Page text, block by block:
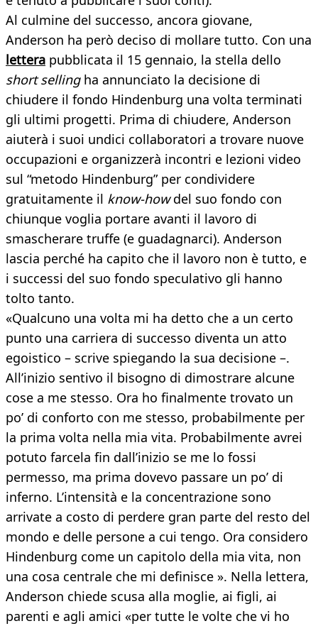
Al culmine del successo, ancora giovane,
Anderson ha però deciso di mollare tutto. Con una
lettera pubblicata il 15 gennaio, la stella dello
short sellingha annunciato la decisione di
chiudere il fondo Hindenburg una volta terminati
gli ultimi progetti. Prima di chiudere, Anderson
aiuterà i suoi undici collaboratori a trovare nuove
occupazioni e organizzerà incontri e lezioni video
sul “metodo Hindenburg” per condividere
gratuitamente il know-howdel suo fondo con
chiunque voglia portare avanti il lavoro di
smascherare truffe (e guadagnarci). Anderson
lascia perché ha capito che il lavoro non è tutto, e
i successi del suo fondo speculativo gli hanno
tolto tanto.
«Qualcuno una volta mi ha detto che a un certo
punto una carriera di successo diventa un atto
egoistico – scrive spiegando la sua decisione –.
All’inizio sentivo il bisogno di dimostrare alcune
cose a me stesso. Ora ho finalmente trovato un
po’ di conforto con me stesso, probabilmente per
la prima volta nella mia vita. Probabilmente avrei
potuto farcela fin dall’inizio se me lo fossi
permesso, ma prima dovevo passare un po’ di
inferno. L’intensità e la concentrazione sono
arrivate a costo di perdere gran parte del resto del
mondo e delle persone a cui tengo. Ora considero
Hindenburg come un capitolo della mia vita, non
una cosa centrale che mi definisce ». Nella lettera,
Anderson chiede scusa alla moglie, ai figli, ai
parenti e agli amici «per tutte le volte che vi ho